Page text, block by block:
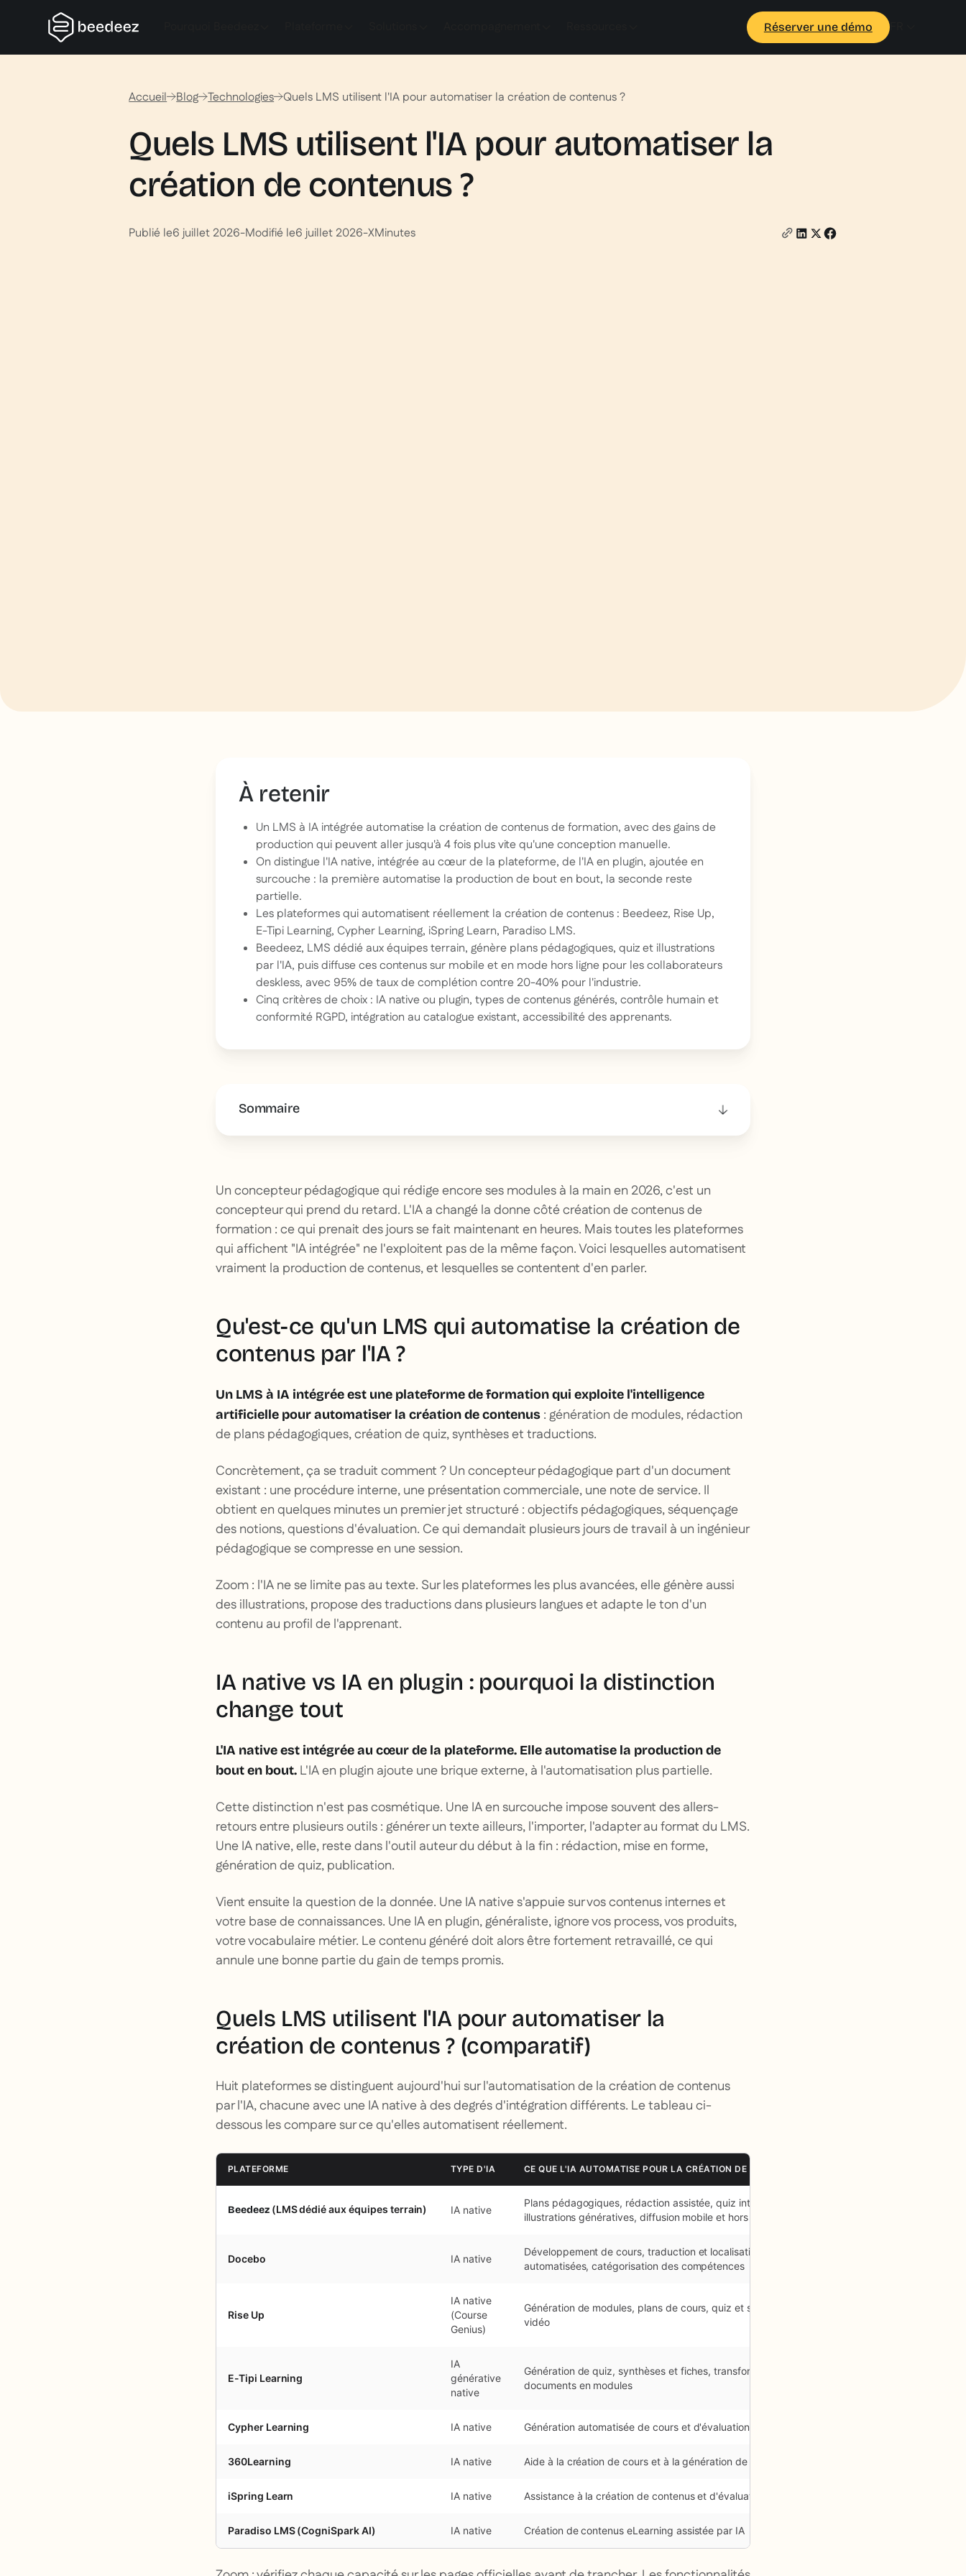
Réserver une démo FR
Accueil Blog Technologies Quels LMS utilisent l'IA pour automatiser la création de contenus ?
Quels LMS utilisent l'IA pour automatiser la
création de contenus ?
Publié le6 juillet 2026-Modifié le6 juillet 2026-XMinutes
À retenir
Un LMS à IA intégrée automatise la création de contenus de formation, avec des gains de
production qui peuvent aller jusqu'à 4 fois plus vite qu'une conception manuelle.
On distingue l'IA native, intégrée au cœur de la plateforme, de l'IA en plugin, ajoutée en
surcouche : la première automatise la production de bout en bout, la seconde reste
partielle.
Les plateformes qui automatisent réellement la création de contenus : Beedeez, Rise Up,
E-Tipi Learning, Cypher Learning, iSpring Learn, Paradiso LMS.
Beedeez, LMS dédié aux équipes terrain, génère plans pédagogiques, quiz et illustrations
par l'IA, puis diffuse ces contenus sur mobile et en mode hors ligne pour les collaborateurs
deskless, avec 95% de taux de complétion contre 20-40% pour l'industrie.
Cinq critères de choix : IA native ou plugin, types de contenus générés, contrôle humain et
conformité RGPD, intégration au catalogue existant, accessibilité des apprenants.
Sommaire
Un concepteur pédagogique qui rédige encore ses modules à la main en 2026, c'est un
concepteur qui prend du retard. L'IA a changé la donne côté création de contenus de
formation : ce qui prenait des jours se fait maintenant en heures. Mais toutes les plateformes
qui affichent "IA intégrée" ne l'exploitent pas de la même façon. Voici lesquelles automatisent
vraiment la production de contenus, et lesquelles se contentent d'en parler.
Qu'est-ce qu'un LMS qui automatise la création de
contenus par l'IA ?
Un LMS à IA intégrée est une plateforme de formation qui exploite l'intelligence
artificielle pour automatiser la création de contenus : génération de modules, rédaction
de plans pédagogiques, création de quiz, synthèses et traductions.
Concrètement, ça se traduit comment ? Un concepteur pédagogique part d'un document
existant : une procédure interne, une présentation commerciale, une note de service. Il
obtient en quelques minutes un premier jet structuré : objectifs pédagogiques, séquençage
des notions, questions d'évaluation. Ce qui demandait plusieurs jours de travail à un ingénieur
pédagogique se compresse en une session.
Zoom : l'IA ne se limite pas au texte. Sur les plateformes les plus avancées, elle génère aussi
des illustrations, propose des traductions dans plusieurs langues et adapte le ton d'un
contenu au profil de l'apprenant.
IA native vs IA en plugin : pourquoi la distinction
change tout
L'IA native est intégrée au cœur de la plateforme. Elle automatise la production de
bout en bout. L'IA en plugin ajoute une brique externe, à l'automatisation plus partielle.
Cette distinction n'est pas cosmétique. Une IA en surcouche impose souvent des allers-
retours entre plusieurs outils : générer un texte ailleurs, l'importer, l'adapter au format du LMS.
Une IA native, elle, reste dans l'outil auteur du début à la fin : rédaction, mise en forme,
génération de quiz, publication.
Vient ensuite la question de la donnée. Une IA native s'appuie sur vos contenus internes et
votre base de connaissances. Une IA en plugin, généraliste, ignore vos process, vos produits,
votre vocabulaire métier. Le contenu généré doit alors être fortement retravaillé, ce qui
annule une bonne partie du gain de temps promis.
Quels LMS utilisent l'IA pour automatiser la
création de contenus ? (comparatif)
Huit plateformes se distinguent aujourd'hui sur l'automatisation de la création de contenus
par l'IA, chacune avec une IA native à des degrés d'intégration différents. Le tableau ci-
dessous les compare sur ce qu'elles automatisent réellement.
PLATEFORME TYPE D'IA CE QUE L'IA AUTOMATISE POUR LA CRÉATION DE CONTENUS
Beedeez(LMS dédié aux équipes terrain) IA native
Plans pédagogiques, rédaction assistée, quiz intelligents,
illustrations génératives, diffusion mobile et hors ligne
Docebo IA native
Développement de cours, traduction et localisation
automatisées, catégorisation des compétences
Rise Up
IA native
(Course
Genius)
Génération de modules, plans de cours, quiz et scripts
vidéo
E-Tipi Learning
IA
générative
native
Génération de quiz, synthèses et fiches, transformation de
documents en modules
Cypher Learning IA native Génération automatisée de cours et d'évaluations
360Learning IA native Aide à la création de cours et à la génération de contenus
iSpring Learn IA native Assistance à la création de contenus et d'évaluations
Paradiso LMS (CogniSpark AI) IA native Création de contenus eLearning assistée par IA